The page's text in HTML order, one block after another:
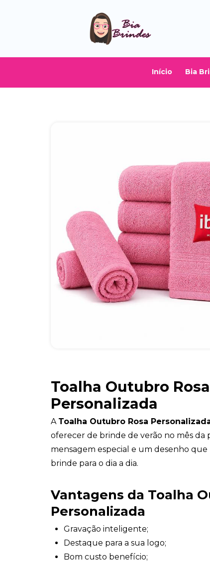
Início Bia
Toalha Outubro Rosa
Personalizada
A Toalha Outubro Rosa
oferecer de brinde de verão no mês
mensagem especial e um desenho
brinde para o dia a dia.
Vantagens da Toalha
Personalizada
Gravação inteligente;
Destaque para a sua logo;
Bom custo benefício;